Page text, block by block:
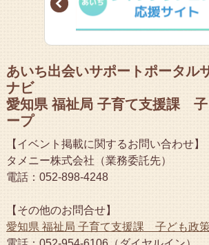
あいち出会いサポートポータル
ナビ
愛知県 福祉局 子育て支援課 子
ープ
【イベント掲載に関するお問い合わせ】
タメニー株式会社（業務委託先）
電話：052-898-4248
【その他のお問合せ】
愛知県 福祉局 子育て支援課 子ども政